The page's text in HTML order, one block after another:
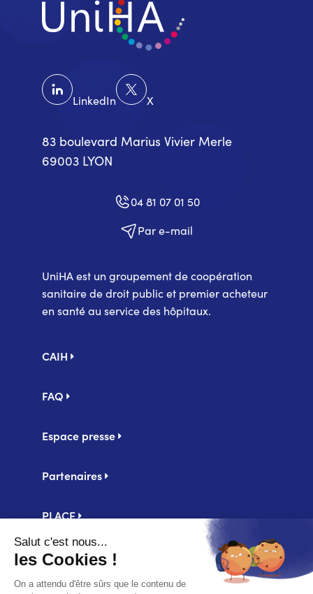
LinkedIn X
83 boulevard Marius Vivier Merle
69003 LYON
04 81 07 01 50
Par e-mail
UniHA est un groupement de coopération
sanitaire de droit public et premier acheteur
en santé au service des hôpitaux.
de
CAIH
FAQ
Espace presse
Partenaires
PLACE
Centrale d'achat UniHA